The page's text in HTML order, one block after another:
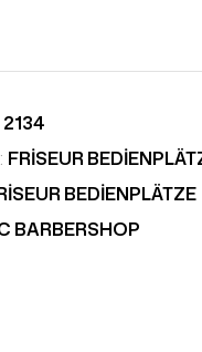
2134
FRİSEUR
BEDİENPLÄTZE
BARBERSHOP